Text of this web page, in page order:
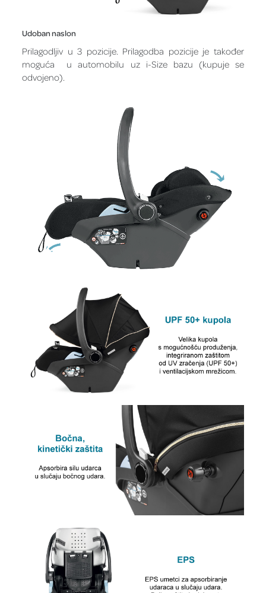
Udoban naslon
Prilagodljiv u 3 pozicije. Prilagodba pozicije je također
moguća u automobilu uz i-Size bazu (kupuje se
odvojeno).